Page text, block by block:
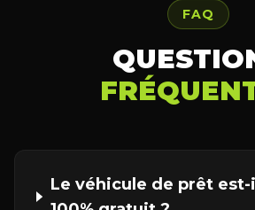
FAQ
Le véhicule de prêt